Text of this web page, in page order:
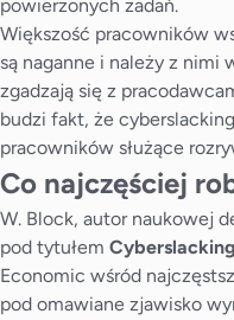
powierzonych zadań.
Większość pracowników
są naganne i należy z nimi
zgadzają się z
budzi fakt, że
pracowników służące
Co najczęściej
W. Block, autor naukowej
pod tytułem Cyberslacking
Economic wśród
pod omawiane zjawisko